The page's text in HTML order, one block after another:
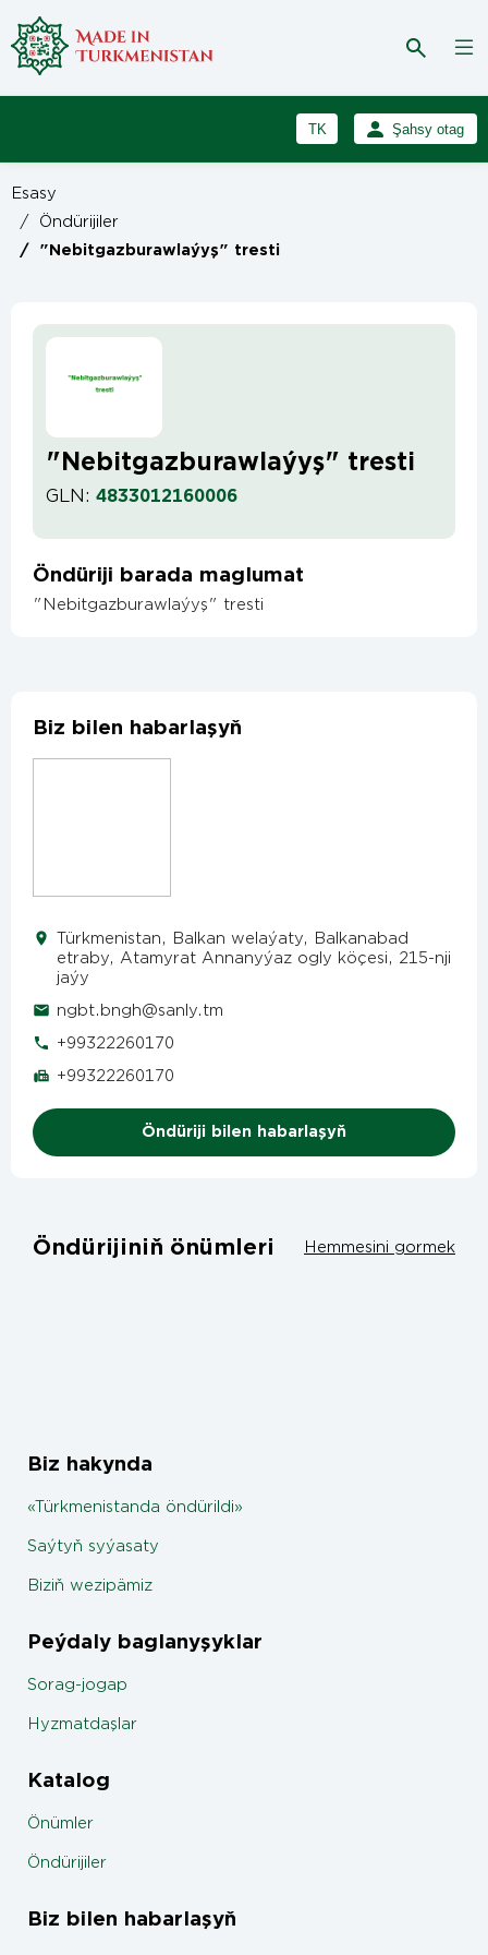
TK
RU
Şahsy otag
Esasy
/
Öndürijiler
/ "Nebitgazburawlaýyş" tresti
"Nebitgazburawlaýyş" tresti
GLN: 4833012160006
Öndüriji barada maglumat
"Nebitgazburawlaýyş" tresti
Biz bilen habarlaşyň
Türkmenistan, Balkan welaýaty, Balkanabad
etraby, Atamyrat Annanyýaz ogly köçesi, 215-nji
jaýy
ngbt.bngh@sanly.tm
+99322260170
+99322260170
Öndüriji bilen habarlaşyň
Öndürijiniň önümleri Hemmesini gormek
Biz hakynda
«Türkmenistanda öndürildi»
Saýtyň syýasaty
Biziň wezipämiz
Peýdaly baglanyşyklar
Sorag-jogap
Hyzmatdaşlar
Katalog
Önümler
Öndürijiler
Biz bilen habarlaşyň